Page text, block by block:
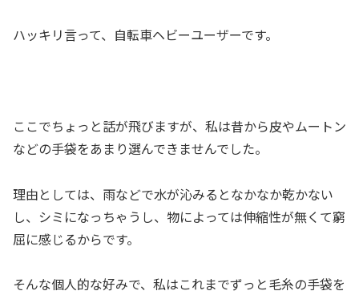
ハッキリ言って、自転車ヘビーユーザーです。
ここでちょっと話が飛びますが、私は昔から皮やムートン
などの手袋をあまり選んできませんでした。
理由としては、雨などで水が沁みるとなかなか乾かない
し、シミになっちゃうし、物によっては伸縮性が無くて窮
屈に感じるからです。
そんな個人的な好みで、私はこれまでずっと毛糸の手袋を